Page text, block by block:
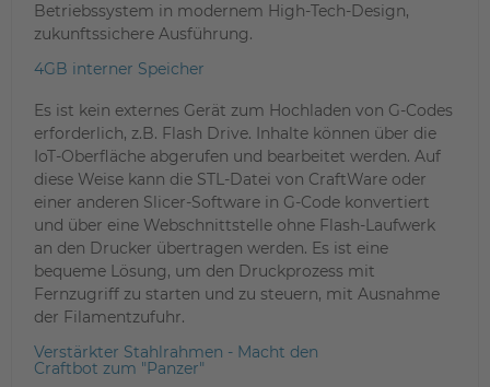
Betriebssystem in modernem High-Tech-Design,
zukunftssichere Ausführung.
4GB interner Speicher
Es ist kein externes Gerät zum Hochladen von G-Codes
erforderlich, z.B. Flash Drive. Inhalte können über die
IoT-Oberfläche abgerufen und bearbeitet werden. Auf
diese Weise kann die STL-Datei von CraftWare oder
einer anderen Slicer-Software in G-Code konvertiert
und über eine Webschnittstelle ohne Flash-Laufwerk
an den Drucker übertragen werden. Es ist eine
bequeme Lösung, um den Druckprozess mit
Fernzugriff zu starten und zu steuern, mit Ausnahme
der Filamentzufuhr.
Verstärkter Stahlrahmen - Macht den
Craftbot zum "Panzer"